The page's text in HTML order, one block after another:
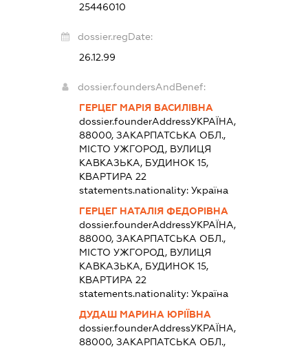
25446010
dossier.regDate:
26.12.99
dossier.foundersAndBenef:
ГЕРЦЕГ МАРІЯ ВАСИЛІВНА
dossier.founderAddressУКРАЇНА,
88000, ЗАКАРПАТСЬКА ОБЛ.,
МІСТО УЖГОРОД, ВУЛИЦЯ
КАВКАЗЬКА, БУДИНОК 15,
КВАРТИРА 22
statements.nationality: Україна
ГЕРЦЕГ НАТАЛІЯ ФЕДОРІВНА
dossier.founderAddressУКРАЇНА,
88000, ЗАКАРПАТСЬКА ОБЛ.,
МІСТО УЖГОРОД, ВУЛИЦЯ
КАВКАЗЬКА, БУДИНОК 15,
КВАРТИРА 22
statements.nationality: Україна
ДУДАШ МАРИНА ЮРІЇВНА
dossier.founderAddressУКРАЇНА,
88000, ЗАКАРПАТСЬКА ОБЛ.,